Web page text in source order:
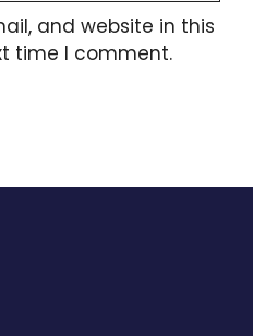
and website in this
time I comment.